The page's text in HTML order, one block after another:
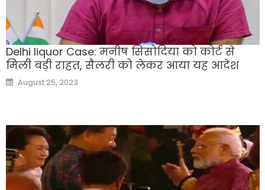
Delhi liquor Case: मनीष सिसोदिया को कोर्ट से
मिली बड़ी राहत, सैलरी को लेकर आया यह आदेश
Posted
on
August 25, 2023